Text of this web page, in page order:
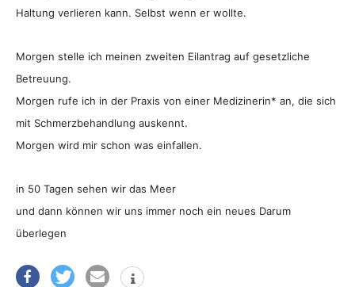
Haltung verlieren kann. Selbst wenn er wollte.
Morgen stelle ich meinen zweiten Eilantrag auf gesetzliche
Betreuung.
Morgen rufe ich in der Praxis von einer Medizinerin* an, die sich
mit Schmerzbehandlung auskennt.
Morgen wird mir schon was einfallen.
in 50 Tagen sehen wir das Meer
und dann können wir uns immer noch ein neues Darum
überlegen